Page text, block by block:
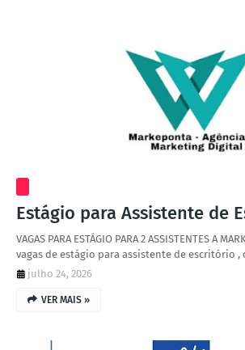
Estágio para Assistente de
VAGAS PARA ESTÁGIO PARA 2 ASSISTENTES A
vagas de estágio para assistente de escritório ,
julho 24, 2026
VER MAIS »